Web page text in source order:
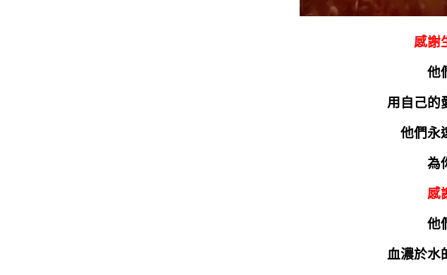
感謝
他
用自己的
他們永
為
感
他
血濃於水